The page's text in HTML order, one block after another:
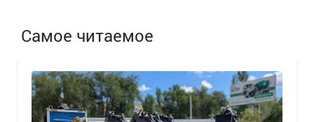
Самое читаемое